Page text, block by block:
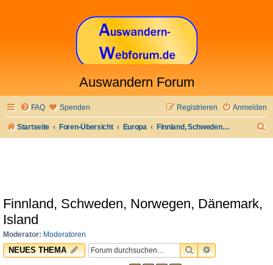
Auswandern Forum
FAQ Spenden Anmelden
Registrieren
Startseite Foren-Übersicht Europa Finnland, Schweden, Norwegen, Dänemark, Island
Finnland, Schweden, Norwegen, Dänemark,
Island
Moderator: Moderatoren
NEUES THEMA SUCHEERWEITERTE